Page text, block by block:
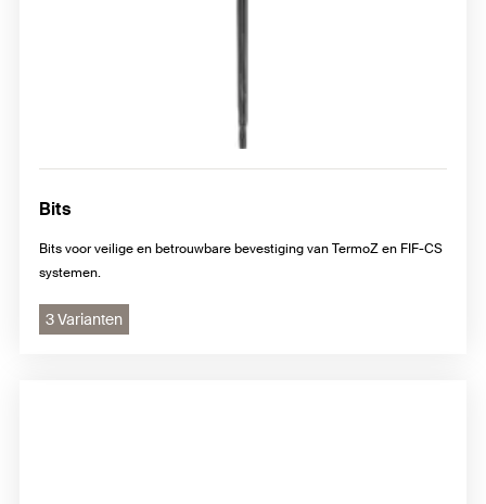
Bits
Bits voor veilige en betrouwbare bevestiging van TermoZ en FIF-CS
systemen.
3 Varianten